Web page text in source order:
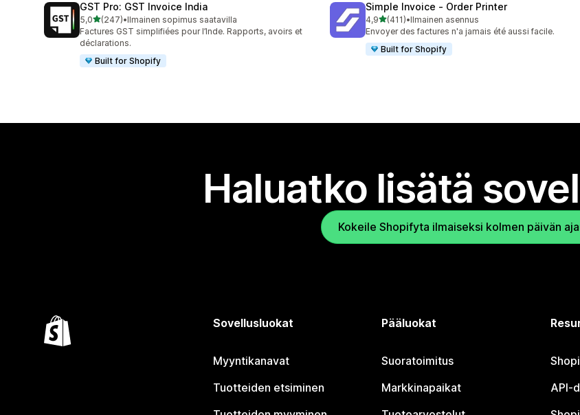
GST Pro: GST Invoice India
5,0/ 5 tähteä
(247)
247 arvostelua yhteensä
•Ilmainen sopimus saatavilla
Factures GST simplifiées pour l’Inde. Rapports, avoirs et
déclarations.
Built for Shopify
Simple Invoice ‑ Order Printer
4,9/ 5 tähteä
(411)
411 arvostelua yhteensä
•Ilmainen asennus
Envoyer des factures n'a jamais été aussi facile.
Built for Shopify
Haluatko lisätä
Kokeile Shopifyta ilmaiseksi kolmen päivän
Sovellusluokat
Myyntikanavat
Tuotteiden etsiminen
Pääluokat
Suoratoimitus
Markkinapaikat
API-